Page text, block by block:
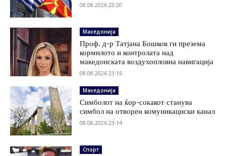
08.08.2026 23:20
Македонија
Проф. д-р Татјана Бошков ги презема
кормилото и контролата над
македонската воздухопловна навигација
08.08.2026 23:16
Македонија
Симболот на ќор-сокакот станува
симбол на отворен комуникациски канал
08.08.2026 23:14
Спорт